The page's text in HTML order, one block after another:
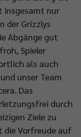
insgesamt nur
der Grizzlys
Abgänge gut
Spieler
als auch
unser Team
Das
durch
Ziele zu
die Vorfreude auf